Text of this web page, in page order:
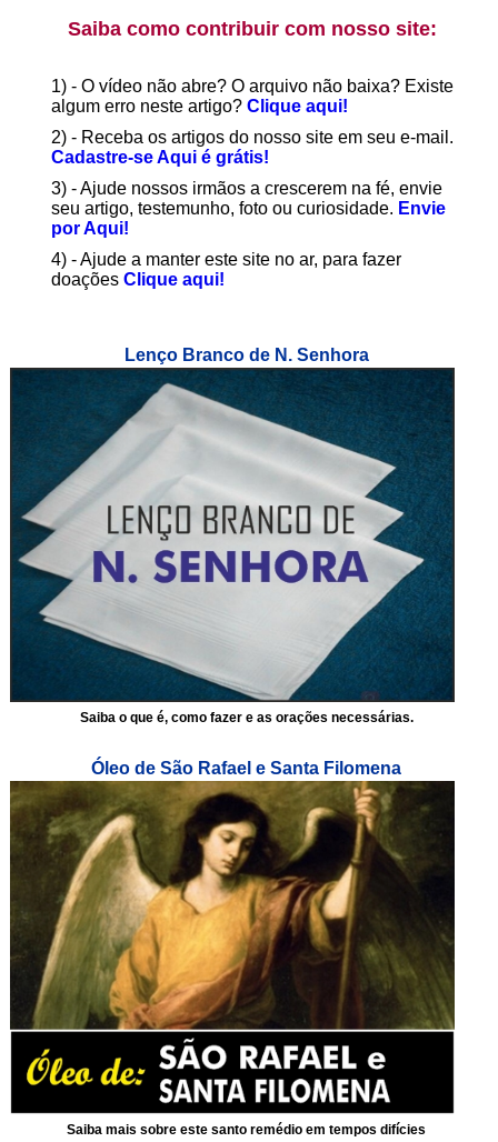
Saiba como contribuir com nosso site:
1) - O vídeo não abre? O arquivo não baixa? Existe
algum erro neste artigo? Clique aqui!
2) - Receba os artigos do nosso site em seu e-mail.
Cadastre-se Aqui é grátis!
3) - Ajude nossos irmãos a crescerem na fé, envie
seu artigo, testemunho, foto ou curiosidade. Envie
por Aqui!
4) - Ajude a manter este site no ar, para fazer
doações Clique aqui!
Lenço Branco de N. Senhora
Saiba o que é, como fazer e as orações necessárias.
Óleo de São Rafael e Santa Filomena
Saiba mais sobre este santo remédio em tempos difícies